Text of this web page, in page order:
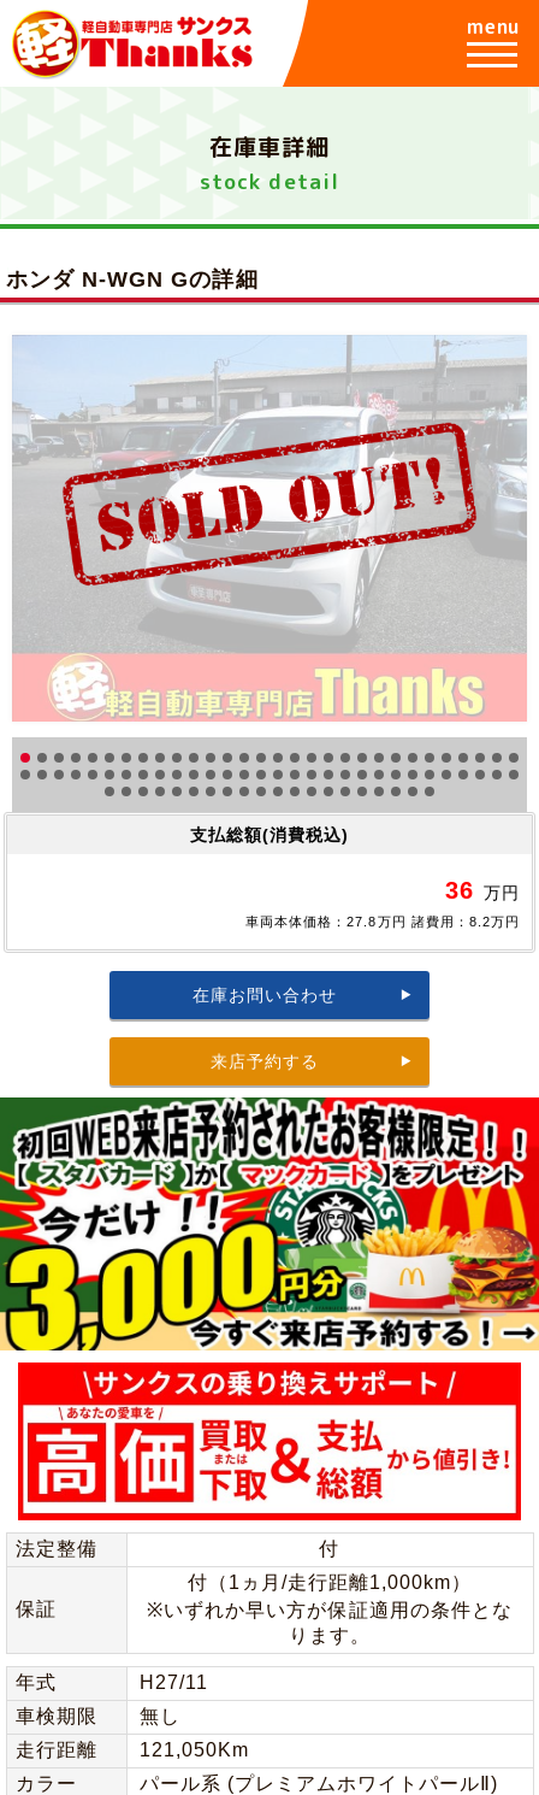
menu
在庫車詳細
stock detail
ホンダ N-WGN Gの詳細
支払総額(消費税込)
36 万円
車両本体価格：27.8万円 諸費用：8.2万円
在庫お問い合わせ
来店予約する
法定整備 付
保証
付（1ヵ月/走行距離1,000km）
※いずれか早い方が保証適用の条件とな
ります。
年式
H27/11
車検期限
無し
走行距離
121,050Km
カラー
パール系 (プレミアムホワイトパールⅡ)